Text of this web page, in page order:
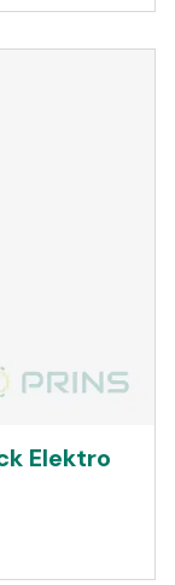
Elektro